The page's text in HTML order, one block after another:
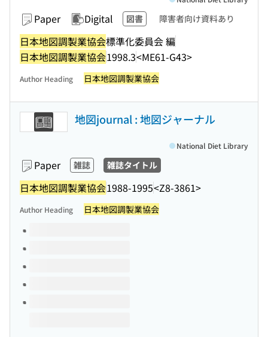
Paper Digital 図書 障害者向け資料あり
日本地図調製業協会標準化委員会 編
日本地図調製業協会1998.3<ME61-G43>
Author Heading 日本地図調製業協会
地図journal : 地図ジャーナル
Paper 雑誌 雑誌タイトル
日本地図調製業協会1988-1995<Z8-3861>
National Diet Library
Author Heading 日本地図調製業協会
Volumes of this title